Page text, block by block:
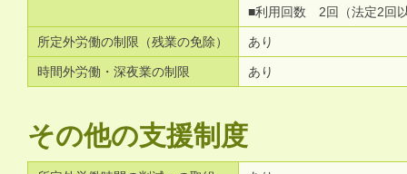
■利用回数 2回（法定2回
所定外労働の制限（残業の免除） あり
時間外労働・深夜業の制限 あり
その他の支援制度